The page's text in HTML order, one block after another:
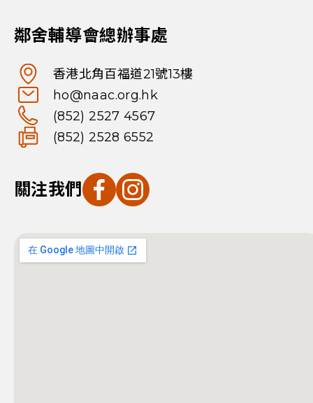
鄰舍輔導會總辦事處
香港北角百福道21號13樓
ho@naac.org.hk
(852) 2527 4567
(852) 2528 6552
關注我們